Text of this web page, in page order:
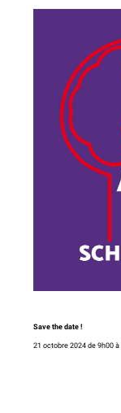
Save the date !
21 octobre 2024 de 9h00 à